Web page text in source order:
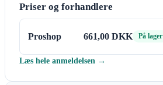
Priser og forhandlere
Proshop 661,00 DKK På lager
Læs hele anmeldelsen →